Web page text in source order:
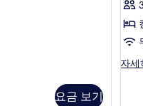
요금 보기
두
보
자세